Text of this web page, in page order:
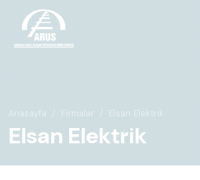
Anasayfa Firmalar Elsan Elektrik
Elsan Elektrik